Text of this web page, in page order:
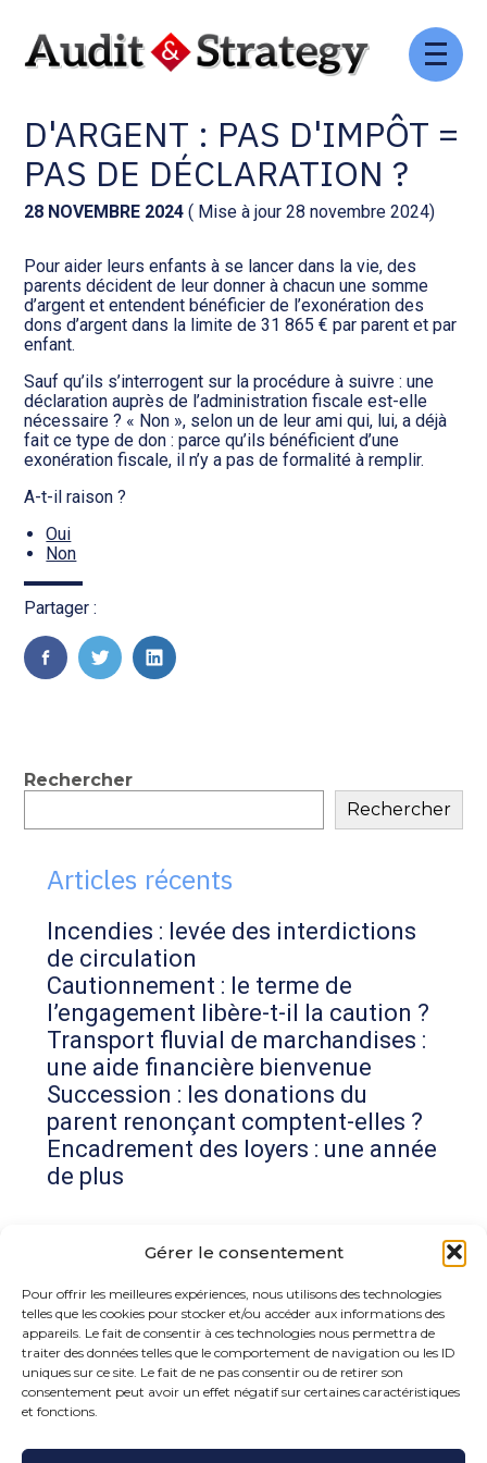
Gérer le consentement
Pour offrir les meilleures expériences, nous utilisons des technologies
telles que les cookies pour stocker et/ou accéder aux informations des
appareils. Le fait de consentir à ces technologies nous permettra de
traiter des données telles que le comportement de navigation ou les ID
uniques sur ce site. Le fait de ne pas consentir ou de retirer son
consentement peut avoir un effet négatif sur certaines caractéristiques
et fonctions.
Aller
Comptabilité et conseil
Social et ressources humaines
Assistance juridique
Audit légal
Gestion de patrimoine
Procédures collectives
Transition numérique
Gestion des documents : ISuite
Tenue de votre comptabilité :
ACD
Facturation et pilotage :
Facturation et pilotage : MEG
Analyse et tableau de bord :
WAIBI
Gérer vos ressources
humaines : SILAE
D'ARGENT : PAS D'IMPÔT =
PAS DE DÉCLARATION ?
28 NOVEMBRE 2024 ( Mise à jour 28 novembre 2024)
Pour aider leurs enfants à se lancer dans la vie, des
parents décident de leur donner à chacun une somme
d’argent et entendent bénéficier de l’exonération des
dons d’argent dans la limite de 31 865 € par parent et par
enfant.
Sauf qu’ils s’interrogent sur la procédure à suivre : une
déclaration auprès de l’administration fiscale est-elle
nécessaire ? « Non », selon un de leur ami qui, lui, a déjà
fait ce type de don : parce qu’ils bénéficient d’une
exonération fiscale, il n’y a pas de formalité à remplir.
A-t-il raison ?
Oui
Non
Partager :
FaceBook
TwitterLinkedIn
Blog
sidebar
Rechercher
Rechercher
Articles récents
Incendies : levée des interdictions
de circulation
Cautionnement : le terme de
l’engagement libère-t-il la caution ?
Transport fluvial de marchandises :
une aide financière bienvenue
Succession : les donations du
parent renonçant comptent-elles ?
Encadrement des loyers : une année
de plus
Commentaires récents
Aucun commentaire à afficher.